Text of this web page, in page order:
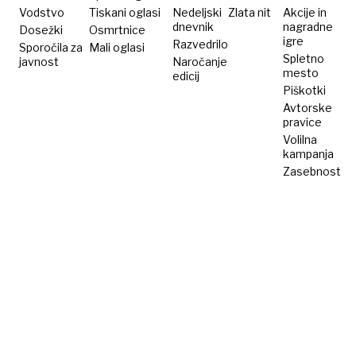
Vodstvo
Dosežki
Sporočila za
javnost
Tiskani oglasi
Osmrtnice
Mali oglasi
Nedeljski
dnevnik
Razvedrilo
Naročanje
edicij
Zlata nit
Akcije in
nagradne
igre
Spletno
mesto
Piškotki
Avtorske
pravice
Volilna
kampanja
Zasebnost